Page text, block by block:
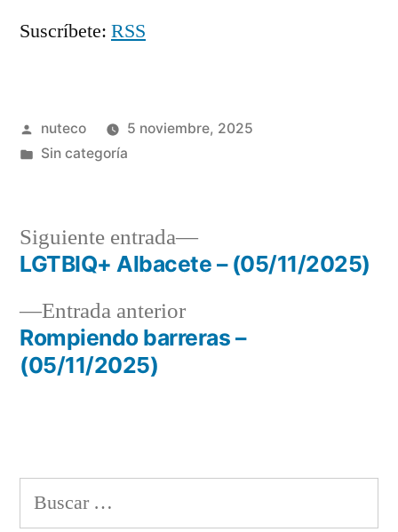
Suscríbete: RSS
Publicada
por
nuteco
5 noviembre, 2025
Publicada
Sin categoría
Navegación
de
entradas
Entrada anteriorEntrada
anterior:
Rompiendo barreras –
(05/11/2025)
Siguiente entrada
Siguiente
entrada:
LGTBIQ+ Albacete – (05/11/2025)
Buscar: